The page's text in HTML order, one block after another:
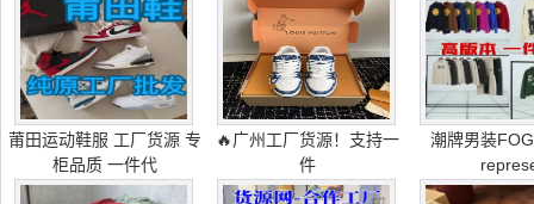
莆田运动鞋服 工厂货源 专
柜品质 一件代
🔥广州工厂货源！支持一
件
潮牌男装